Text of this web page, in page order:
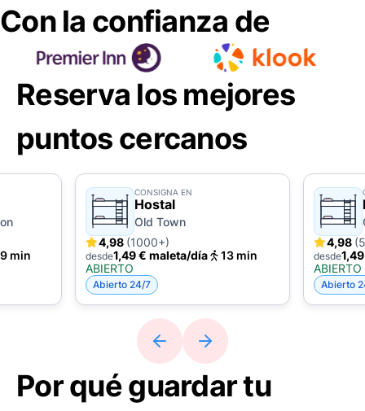
Con la confianza de
Reserva los mejores
puntos cercanos
min
CONSIGNA EN
Hostal
Old Town
4,98 (1000+)
desde1,49 € maleta/día
13 min
ABIERTO
Abierto 24/7
4,98
desde
ABIERTO
Abierto
Por qué guardar tu